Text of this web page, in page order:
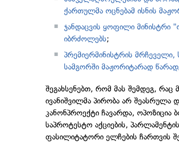
ქართულმა ოცნებამ ისნის
ჯანდაცვის ყოფილი მინისტრი
იბრძოლებს;
პრემიერმინისტრის
სამგორში მაჟორიტარად
შეგახსენებთ, რომ მას შემდეგ,
ივანიშვილმა პირობა არ შეასრულა
კანონპროექტი ჩავარდა, ოპოზიცია
საპროტესტო აქციების,
ფასილიტატორი ელჩების ჩართვის